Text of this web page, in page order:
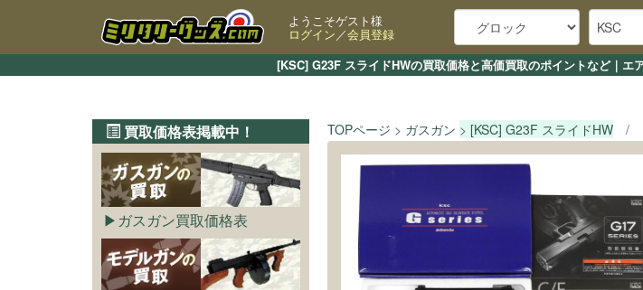
[KSC] G23F スライドHWの買取価格と高価買取のポイントなど｜
ようこそゲスト様
ログイン／会員登録
TOPページ ガスガン [KSC] G23F スライドHW
買取価格表掲載中！
ガスガン買取価格表